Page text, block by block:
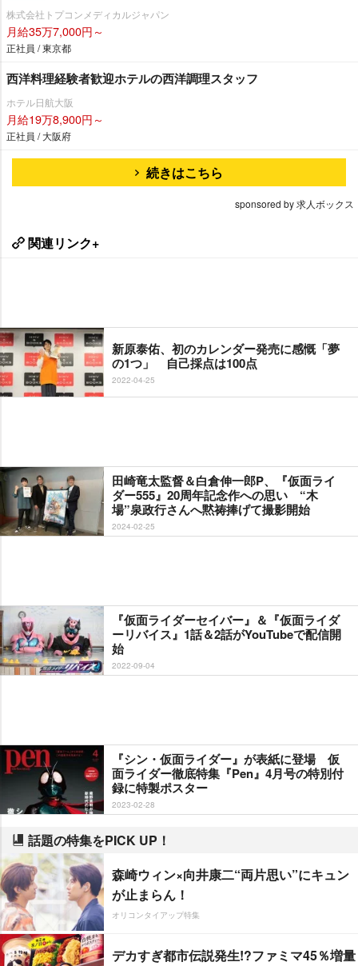
株式会社トプコンメディカルジャパン
月給35万7,000円～
正社員 / 東京都
西洋料理経験者歓迎ホテルの西洋調理スタッフ
ホテル日航大阪
月給19万8,900円～
正社員 / 大阪府
続きはこちら
sponsored by 求人ボックス
関連リンク+
新原泰佑、初のカレンダー発売に感慨「夢
の1つ」 自己採点は100点
2022-04-25
田崎竜太監督＆白倉伸一郎P、『仮面ライ
ダー555』20周年記念作への思い “木
場”泉政行さんへ黙祷捧げて撮影開始
2024-02-25
『仮面ライダーセイバー』＆『仮面ライダ
ーリバイス』1話＆2話がYouTubeで配信開
始
2022-09-04
『シン・仮面ライダー』が表紙に登場 仮
面ライダー徹底特集『Pen』4月号の特別付
録に特製ポスター
2023-02-28
話題の特集をPICK UP！
森崎ウィン×向井康二“両片思い”にキュン
が止まらん！
オリコンタイアップ特集
デカすぎ都市伝説発生!?ファミマ45％増量